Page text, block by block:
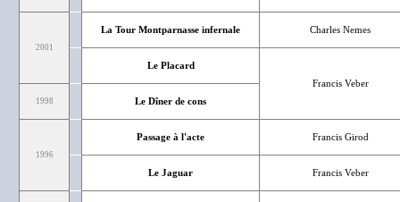
2001
La Tour Montparnasse infernale Charles Nemes
Le Placard
Francis Veber
1998 Le Dîner de cons
1996
Passage à l'acte Francis Girod
Le Jaguar Francis Veber